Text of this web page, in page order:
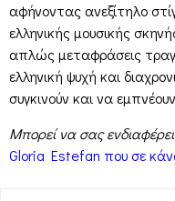
αφήνοντας ανεξίτηλο
ελληνικής μουσικής
απλώς μεταφράσεις
ελληνική ψυχή και
συγκινούν και να
Μπορεί να σας
Gloria Estefan που σε